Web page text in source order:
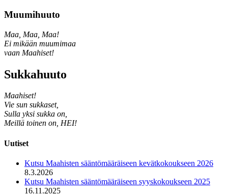
Muumihuuto
Maa, Maa, Maa!
Ei mikään muumimaa
vaan Maahiset!
Sukkahuuto
Maahiset!
Vie sun sukkaset,
Sulla yksi sukka on,
Meillä toinen on, HEI!
Uutiset
Kutsu Maahisten sääntömääräiseen kevätkokoukseen 2026
8.3.2026
Kutsu Maahisten sääntömääräiseen syyskokoukseen 2025
16.11.2025